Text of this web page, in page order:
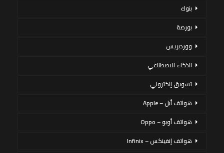
بنوك
بورصة
ووردبريس
الذكاء الاصطناعي
تسويق إلكتروني
هواتف أبل – Apple
هواتف أوبو – Oppo
هواتف إنفينكس – Infinix